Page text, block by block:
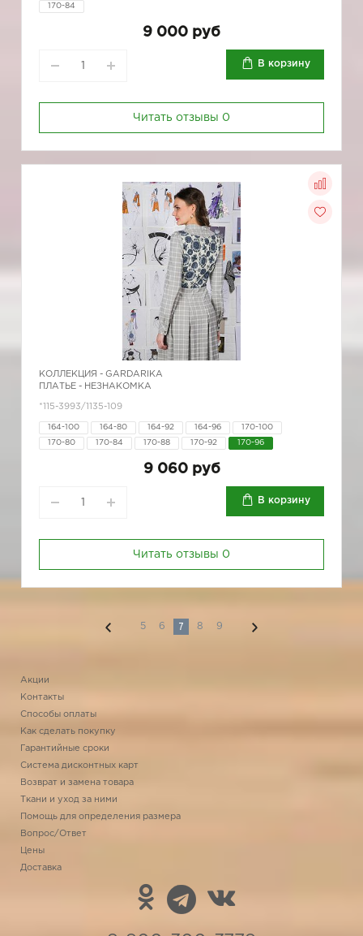
170-84
9 000 руб
В корзину
Читать отзывы 0
КОЛЛЕКЦИЯ - GARDARIKA
ПЛАТЬЕ - НЕЗНАКОМКА
*115-3993/1135-109
164-100 164-80 164-92 164-96 170-100
170-80 170-84 170-88 170-92 170-96
9 060 руб
В корзину
Читать отзывы 0
5 6 7 8 9
Акции
Контакты
Способы оплаты
Как сделать покупку
Гарантийные сроки
Система дисконтных карт
Возврат и замена товара
Ткани и уход за ними
Помощь для определения размера
Вопрос/Ответ
Цены
Доставка